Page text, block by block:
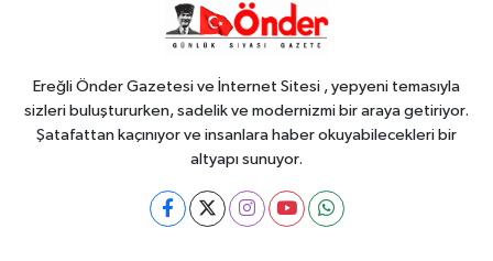
22:24 Bursa'da TEKNOSAB KOBİ
OSB tanıtıldı... Bursa'nın kalkınma
Ereğli Önder Gazetesi ve İnternet Sitesi , yepyeni temasıyla
sizleri buluştururken, sadelik ve modernizmi bir araya getiriyor.
Şatafattan kaçınıyor ve insanlara haber okuyabilecekleri bir
altyapı sunuyor.